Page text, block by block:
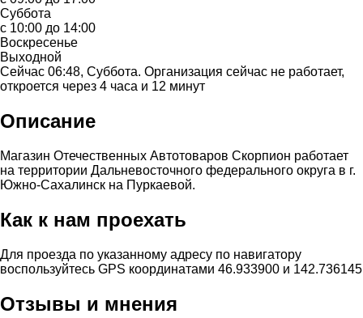
Суббота
с 10:00 до 14:00
Воскресенье
Выходной
Сейчас 06:48, Суббота. Организация сейчас не работает,
откроется через 4 часа и 12 минут
Описание
Магазин Отечественных Автотоваров Скорпион работает
на территории Дальневосточного федерального округа в г.
Южно-Сахалинск на Пуркаевой.
Как к нам проехать
Для проезда по указанному адресу по навигатору
воспользуйтесь GPS координатами 46.933900 и 142.736145
Отзывы и мнения